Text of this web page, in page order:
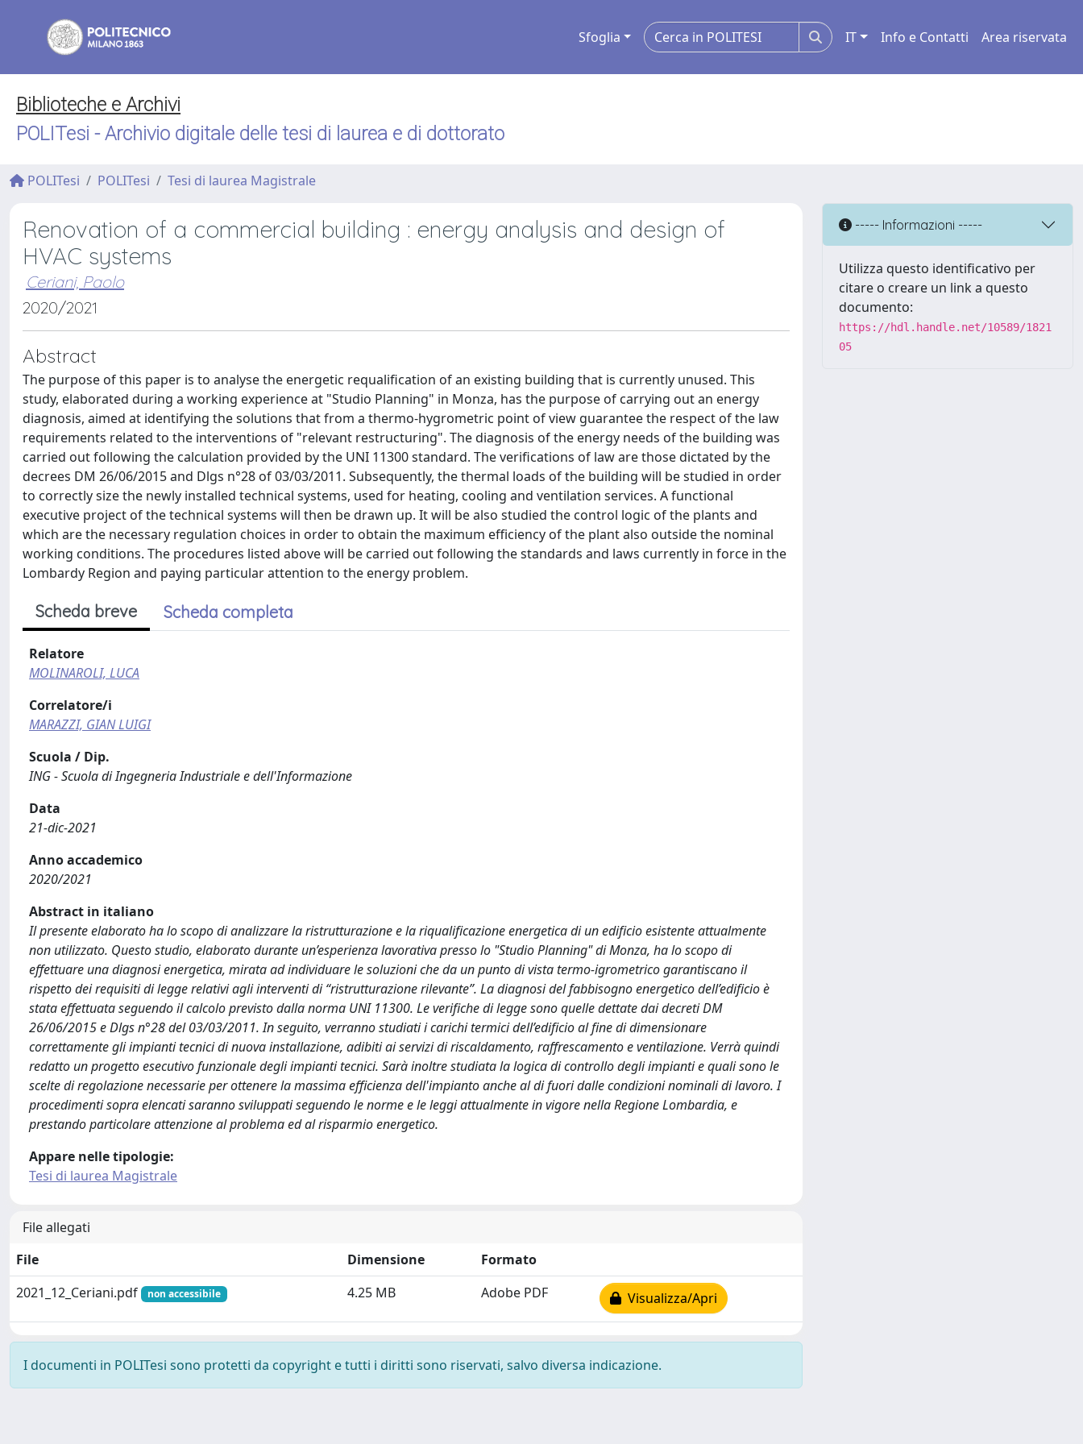
Sfoglia IT Info e Contatti Area riservata
Biblioteche e Archivi
POLITesi - Archivio digitale delle tesi di laurea e di dottorato
POLITesi POLITesi Tesi di laurea Magistrale
Renovation of a commercial building : energy analysis and design of
HVAC systems
Ceriani, Paolo
2020/2021
Abstract
The purpose of this paper is to analyse the energetic requalification of an existing building that is currently unused. This
study, elaborated during a working experience at "Studio Planning" in Monza, has the purpose of carrying out an energy
diagnosis, aimed at identifying the solutions that from a thermo-hygrometric point of view guarantee the respect of the law
requirements related to the interventions of "relevant restructuring". The diagnosis of the energy needs of the building was
carried out following the calculation provided by the UNI 11300 standard. The verifications of law are those dictated by the
decrees DM 26/06/2015 and Dlgs n°28 of 03/03/2011. Subsequently, the thermal loads of the building will be studied in order
to correctly size the newly installed technical systems, used for heating, cooling and ventilation services. A functional
executive project of the technical systems will then be drawn up. It will be also studied the control logic of the plants and
which are the necessary regulation choices in order to obtain the maximum efficiency of the plant also outside the nominal
working conditions. The procedures listed above will be carried out following the standards and laws currently in force in the
Lombardy Region and paying particular attention to the energy problem.
Scheda breve Scheda completa
Relatore
MOLINAROLI, LUCA
Correlatore/i
MARAZZI, GIAN LUIGI
Scuola / Dip.
ING - Scuola di Ingegneria Industriale e dell'Informazione
Data
21-dic-2021
Anno accademico
2020/2021
Abstract in italiano
Il presente elaborato ha lo scopo di analizzare la ristrutturazione e la riqualificazione energetica di un edificio esistente attualmente
non utilizzato. Questo studio, elaborato durante un’esperienza lavorativa presso lo "Studio Planning" di Monza, ha lo scopo di
effettuare una diagnosi energetica, mirata ad individuare le soluzioni che da un punto di vista termo-igrometrico garantiscano il
rispetto dei requisiti di legge relativi agli interventi di “ristrutturazione rilevante”. La diagnosi del fabbisogno energetico dell’edificio è
stata effettuata seguendo il calcolo previsto dalla norma UNI 11300. Le verifiche di legge sono quelle dettate dai decreti DM
26/06/2015 e Dlgs n°28 del 03/03/2011. In seguito, verranno studiati i carichi termici dell’edificio al fine di dimensionare
correttamente gli impianti tecnici di nuova installazione, adibiti ai servizi di riscaldamento, raffrescamento e ventilazione. Verrà quindi
redatto un progetto esecutivo funzionale degli impianti tecnici. Sarà inoltre studiata la logica di controllo degli impianti e quali sono le
scelte di regolazione necessarie per ottenere la massima efficienza dell'impianto anche al di fuori dalle condizioni nominali di lavoro. I
procedimenti sopra elencati saranno sviluppati seguendo le norme e le leggi attualmente in vigore nella Regione Lombardia, e
prestando particolare attenzione al problema ed al risparmio energetico.
Appare nelle tipologie:
Tesi di laurea Magistrale
File allegati
File
Dimensione
Formato
2021_12_Ceriani.pdf
non accessibile 4.25 MB Adobe PDF Visualizza/Apri
I documenti in POLITesi sono protetti da copyright e tutti i diritti sono riservati, salvo diversa indicazione.
----- Informazioni -----
Utilizza questo identificativo per
citare o creare un link a questo
documento:
https://hdl.handle.net/10589/1821
05